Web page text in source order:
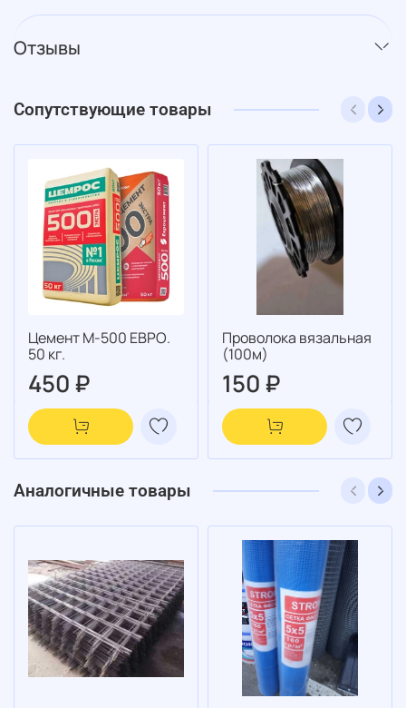
Отзывы
Сопутствующие товары
Цемент М-500 ЕВРО.
50 кг.
450 ₽
Проволока вязальная
(100м)
150 ₽
Аналогичные товары